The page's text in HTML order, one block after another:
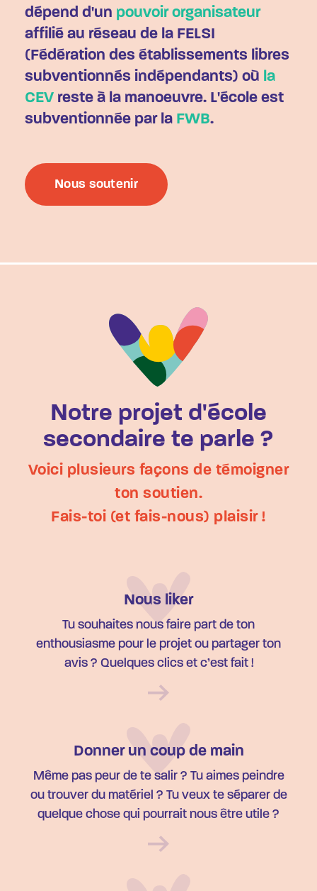
dépend d'un pouvoir organisateur
affilié au réseau de la FELSI
(Fédération des établissements libres
subventionnés indépendants) où la
CEV reste à la manoeuvre. L'école est
subventionnée par la FWB.
Nous soutenir
Notre projet d'école
secondaire te parle ?
Voici plusieurs façons de témoigner
ton soutien.
Fais-toi (et fais-nous) plaisir !
Nous liker
Tu souhaites nous faire part de ton
enthousiasme pour le projet ou partager ton
avis ? Quelques clics et c’est fait !
Donner un coup de main
Même pas peur de te salir ? Tu aimes peindre
ou trouver du matériel ? Tu veux te séparer de
quelque chose qui pourrait nous être utile ?